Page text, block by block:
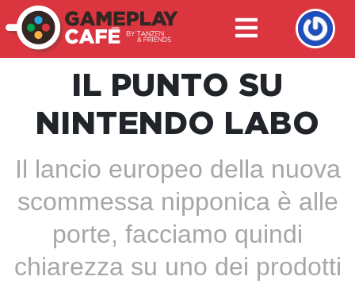
IL PUNTO SU
NINTENDO LABO
Il lancio europeo della nuova
scommessa nipponica è alle
porte, facciamo quindi
chiarezza su uno dei prodotti